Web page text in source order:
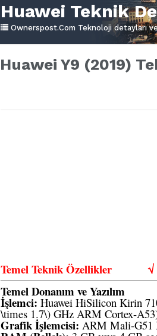
Huawei Teknik
Ownerspost.Com Teknoloji detayları
Huawei Y9 (2019)
Temel Teknik Özellikler√
Temel Donanım ve Yazılım
İşlemci: Huawei HiSilicon Kirin
\times 1.7\) GHz ARM Cortex-
Grafik İşlemcisi: ARM Mali-G51